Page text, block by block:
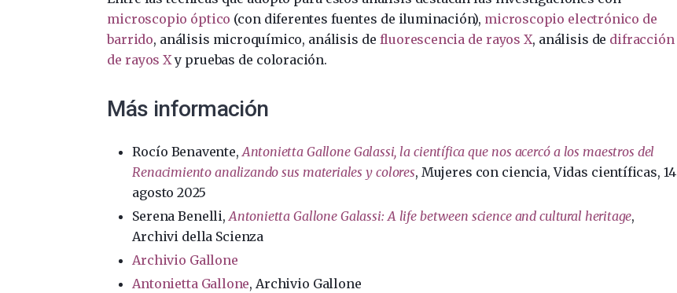
microscopio óptico (con diferentes fuentes de iluminación), microscopio electrónico de
barrido, análisis microquímico, análisis de fluorescencia de rayos X, análisis de difracción
de rayos Xy pruebas de coloración.
Más información
Rocío Benavente, Antonietta Gallone Galassi, la científica que nos acercó a los maestros del
Renacimiento analizando sus materiales y colores, Mujeres con ciencia, Vidas científicas, 14
agosto 2025
Serena Benelli, Antonietta Gallone Galassi: A life between science and cultural heritage,
Archivi della Scienza
Archivio Gallone
Antonietta Gallone, Archivio Gallone